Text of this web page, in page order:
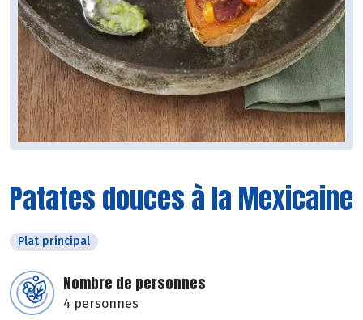
Patates douces à la Mexicaine
Plat principal
Nombre de personnes
4 personnes